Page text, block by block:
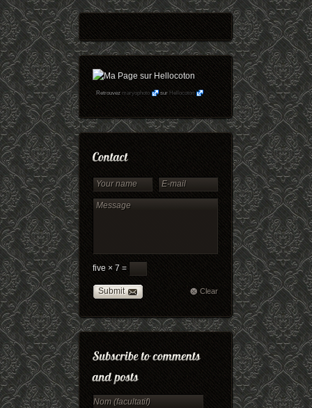
Retrouvezmaryophoto surHellocoton
five × 7 =
Submit Clear